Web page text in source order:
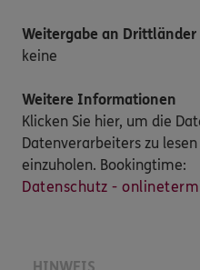
Weitergabe an Drittländer
keine
Weitere Informationen
Klicken Sie hier, um die
Datenverarbeiters zu
einzuholen. Bookingtime:
Datenschutz -